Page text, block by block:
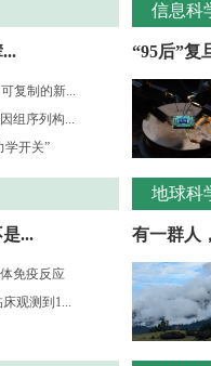
复制的新...
组序列构...
学开关”
...
免疫反应
观测到1...
信息科
“95后”复
地球科
有一群人